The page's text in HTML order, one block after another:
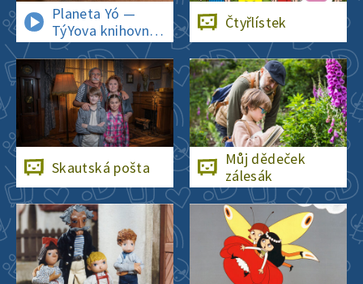
Planeta Yó —
TýYova knihovna:
Rychlé šípy
a jejich úžasná
nová
dobrodružství
Čtyřlístek
Skautská pošta
Můj dědeček
zálesák